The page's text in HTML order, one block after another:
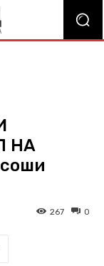
НА
0
267